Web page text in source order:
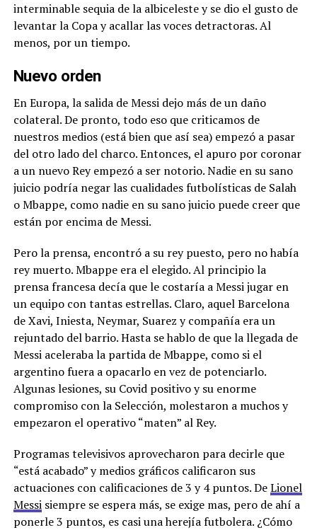
interminable sequia de la albiceleste y se dio el gusto de
levantar la Copa y acallar las voces detractoras. Al
menos, por un tiempo.
Nuevo orden
En Europa, la salida de Messi dejo más de un daño
colateral. De pronto, todo eso que criticamos de
nuestros medios (está bien que así sea) empezó a pasar
del otro lado del charco. Entonces, el apuro por coronar
a un nuevo Rey empezó a ser notorio. Nadie en su sano
juicio podría negar las cualidades futbolísticas de Salah
o Mbappe, como nadie en su sano juicio puede creer que
están por encima de Messi.
Pero la prensa, encontró a su rey puesto, pero no había
rey muerto. Mbappe era el elegido. Al principio la
prensa francesa decía que le costaría a Messi jugar en
un equipo con tantas estrellas. Claro, aquel Barcelona
de Xavi, Iniesta, Neymar, Suarez y compañía era un
rejuntado del barrio. Hasta se hablo de que la llegada de
Messi aceleraba la partida de Mbappe, como si el
argentino fuera a opacarlo en vez de potenciarlo.
Algunas lesiones, su Covid positivo y su enorme
compromiso con la Selección, molestaron a muchos y
empezaron el operativo “maten” al Rey.
Programas televisivos aprovecharon para decirle que
“está acabado” y medios gráficos calificaron sus
actuaciones con calificaciones de 3 y 4 puntos. DeLionel
Messisiempre se espera más, se exige mas, pero de ahí a
ponerle 3 puntos, es casi una herejía futbolera. ¿Cómo